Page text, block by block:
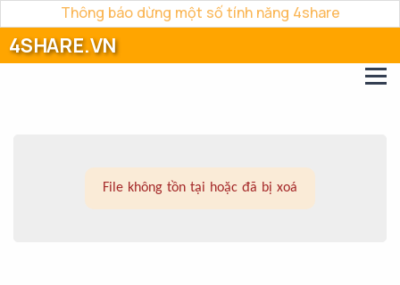
Thông báo dừng một số tính năng 4share
4SHARE.VN
File không tồn tại hoặc đã bị xoá